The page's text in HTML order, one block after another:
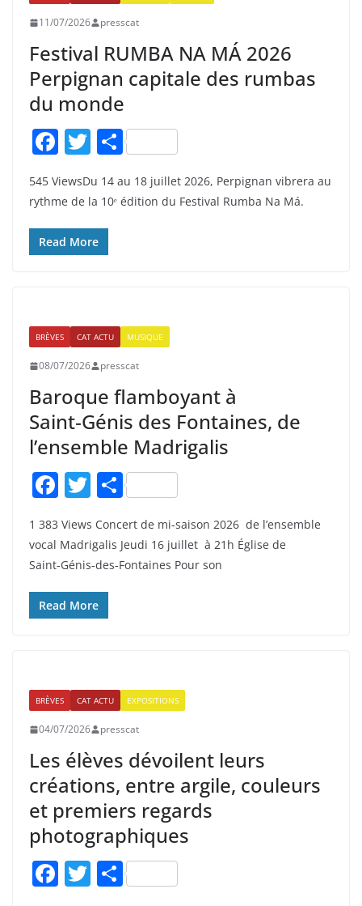
11/07/2026 presscat
Festival RUMBA NA MÁ 2026
Perpignan capitale des rumbas
du monde
F
a
c
e
b
k
T
itt
er
P
ta
545 ViewsDu 14 au 18 juillet 2026, Perpignan vibrera au
rythme de la 10ᵉ édition du Festival Rumba Na Má.
Read More
BRÈVES CAT ACTU MUSIQUE
08/07/2026 presscat
Baroque flamboyant à
Saint‑Génis des Fontaines, de
l’ensemble Madrigalis
F
a
c
e
b
o
T
itt
er
P
ar
ta
g
1 383 Views Concert de mi‑saison 2026 de l’ensemble
vocal Madrigalis Jeudi 16 juillet à 21h Église de
Saint‑Génis‑des‑Fontaines Pour son
Read More
BRÈVES CAT ACTU EXPOSITIONS
04/07/2026 presscat
Les élèves dévoilent leurs
créations, entre argile, couleurs
et premiers regards
photographiques
F T P